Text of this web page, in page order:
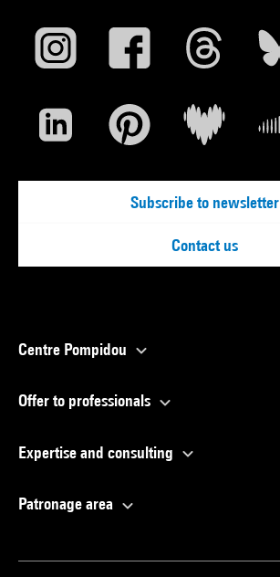
Subscribe to newsletter
Contact us
Centre Pompidou
Offer to professionals
Expertise and consulting
Patronage area